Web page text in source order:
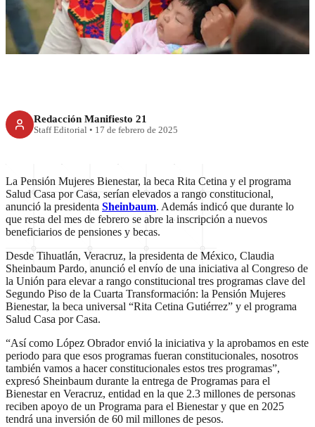
constitucional
Redacción Manifiesto 21
Staff Editorial • 17 de febrero de 2025
La Pensión Mujeres Bienestar, la beca Rita Cetina y el programa
Salud Casa por Casa, serían elevados a rango constitucional,
anunció la presidenta Sheinbaum. Además indicó que durante lo
que resta del mes de febrero se abre la inscripción a nuevos
beneficiarios de pensiones y becas.
Desde Tihuatlán, Veracruz, la presidenta de México, Claudia
Sheinbaum Pardo, anunció el envío de una iniciativa al Congreso de
la Unión para elevar a rango constitucional tres programas clave del
Segundo Piso de la Cuarta Transformación: la Pensión Mujeres
Bienestar, la beca universal “Rita Cetina Gutiérrez” y el programa
Salud Casa por Casa.
“Así como López Obrador envió la iniciativa y la aprobamos en este
periodo para que esos programas fueran constitucionales, nosotros
también vamos a hacer constitucionales estos tres programas”,
expresó Sheinbaum durante la entrega de Programas para el
Bienestar en Veracruz, entidad en la que 2.3 millones de personas
reciben apoyo de un Programa para el Bienestar y que en 2025
tendrá una inversión de 60 mil millones de pesos.